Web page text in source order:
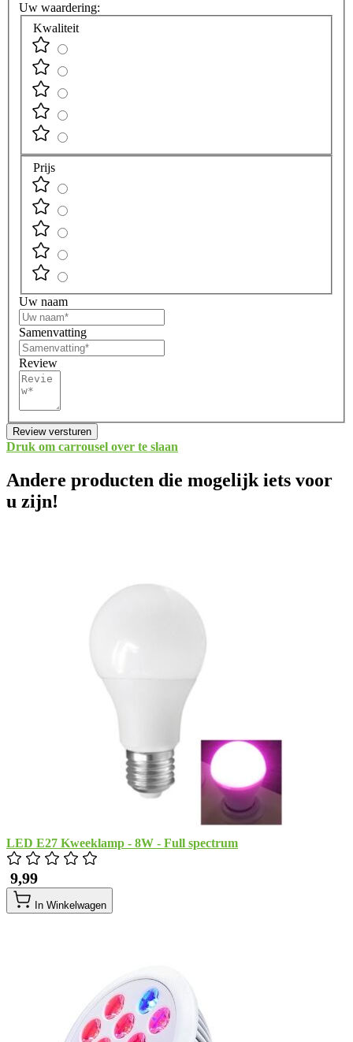
Uw waardering:
Kwaliteit
Prijs
Uw naam
Samenvatting
Review
Review versturen
Druk om carrousel over te slaan
Andere producten die mogelijk iets voor
u zijn!
LED E27 Kweeklamp - 8W - Full spectrum
​ 9,99
In Winkelwagen